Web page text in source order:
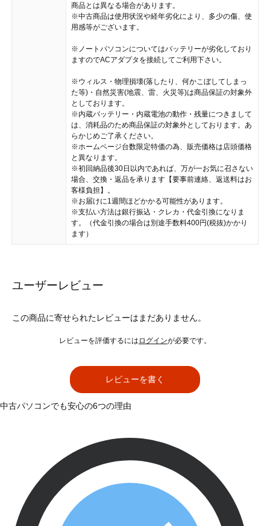
商品とは異なる場合があります。
※中古商品は使用状況や経年劣化により、多少の傷、使
用感等がございます。
※ノートパソコンについてはバッテリーが劣化しており
ますのでACアダプタを接続してご利用下さい。
※ウィルス・物理損壊(落したり、何かこぼしてしまっ
た等)・自然災害(地震、雷、火災等)は商品保証の対象外
としております。
※内蔵バッテリー・内蔵電池の動作・残量につきまして
は、消耗品のため商品保証の対象外としております。あ
らかじめご了承ください。
※ホームページ台数限定特価の為、販売価格は店頭価格
と異なります。
※初回納品後30日以内であれば、万が一お気に召さない
場合、交換・返品を承ります【要事前連絡、返送料はお
客様負担】。
※お届けに1週間ほどかかる可能性があります。
※支払い方法は銀行振込・クレカ・代金引換になりま
す。（代金引換の場合は別途手数料400円(税抜)かかり
ます）
ユーザーレビュー
この商品に寄せられたレビューはまだありません。
レビューを評価するには ログインが必要です。
レビューを書く
中古パソコンでも安心の6つの理由